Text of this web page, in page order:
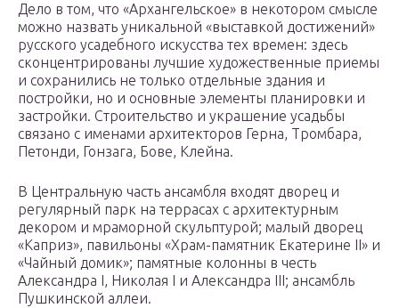
Дело в том, что «Архангельское» в некотором смысле
можно назвать уникальной «выставкой достижений»
русского усадебного искусства тех времен: здесь
сконцентрированы лучшие художественные приемы
и сохранились не только отдельные здания и
постройки, но и основные элементы планировки и
застройки. Строительство и украшение усадьбы
связано с именами архитекторов Герна, Тромбара,
Петонди, Гонзага, Бове, Клейна.
В Центральную часть ансамбля входят дворец и
регулярный парк на террасах с архитектурным
декором и мраморной скульптурой; малый дворец
«Каприз», павильоны «Храм-памятник Екатерине II» и
«Чайный домик»; памятные колонны в честь
Александра I, Николая I и Александра III; ансамбль
Пушкинской аллеи.